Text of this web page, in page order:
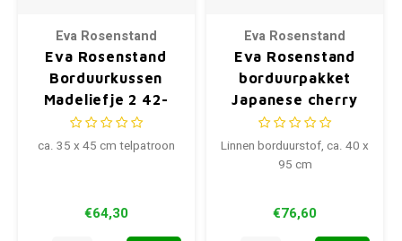
Eva Rosenstand
Eva Rosenstand
Borduurkussen
Madeliefje 2 42-
344
ca. 35 x 45 cm telpatroon
€64,30
Eva Rosenstand
Eva Rosenstand
borduurpakket
Japanese cherry
08-2864
Linnen borduurstof, ca. 40 x
95 cm
€76,60